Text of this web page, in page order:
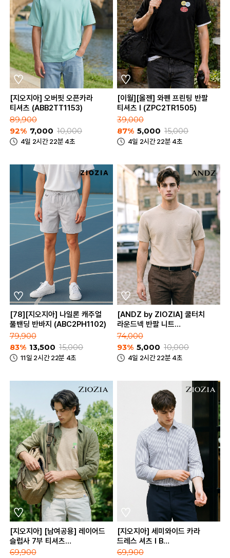
[지오지아] 오버핏 오픈카라
티셔츠 (ABB2TT1153)
89,900
92% 7,000 10,000
4일 2시간 22분 4초
[이월][올젠] 와펜 프린팅 반팔
티셔츠 I (ZPC2TR1505)
39,000
87% 5,000 15,000
4일 2시간 22분 4초
[78][지오지아] 나일론 캐주얼
풀밴딩 반바지 (ABC2PH1102)
79,900
83% 13,500 15,000
11일 2시간 22분 4초
[ANDZ by ZIOZIA] 쿨터치
라운드넥 반팔 니트
(BZB2ER1101)
74,000
93% 5,000 10,000
4일 2시간 22분 4초
[지오지아] [남여공용] 레이어드
슬럽사 7부 티셔츠
(ABB2TR1131)
69,900
[지오지아] 세미와이드 카라
드레스 셔츠 I B
(ABB2WD1101_B)
69,900